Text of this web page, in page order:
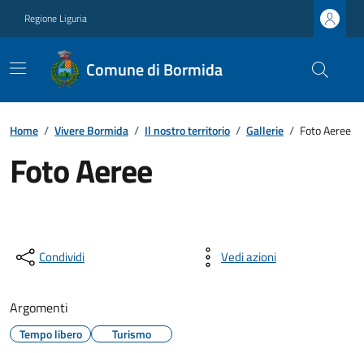
Regione Liguria
Comune di Bormida
Home / Vivere Bormida / Il nostro territorio / Gallerie / Foto Aeree
Foto Aeree
Condividi Vedi azioni
Argomenti
Tempo libero Turismo